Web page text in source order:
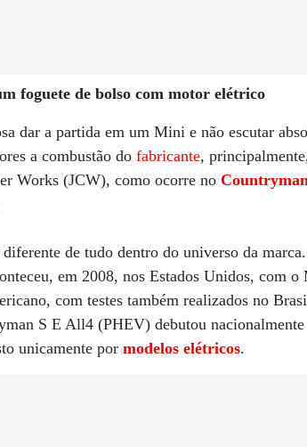
foguete de bolso com motor elétrico
dar a partida em um Mini e não escutar
a combustão do fabricante,
Works (JCW), como ocorre no
de tudo dentro do universo da
em 2008, nos Estados Unidos, com
com testes também realizados no
S E All4 (PHEV) debutou
unicamente por modelos elétricos.